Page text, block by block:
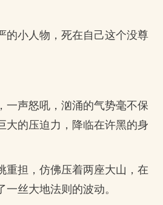
的小人物，死在自己这个没尊
一声怒吼，汹涌的气势毫不保
大的压迫力，降临在许黑的身
重担，仿佛压着两座大山，在
丝大地法则的波动。